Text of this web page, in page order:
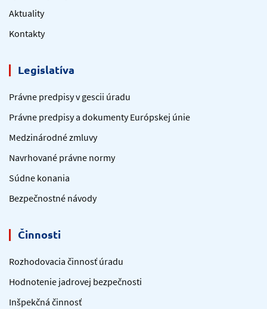
Aktuality
Kontakty
Legislatíva
Právne predpisy v gescii úradu
Právne predpisy a dokumenty Európskej únie
Medzinárodné zmluvy
Navrhované právne normy
Súdne konania
Bezpečnostné návody
Činnosti
Rozhodovacia činnosť úradu
Hodnotenie jadrovej bezpečnosti
Inšpekčná činnosť